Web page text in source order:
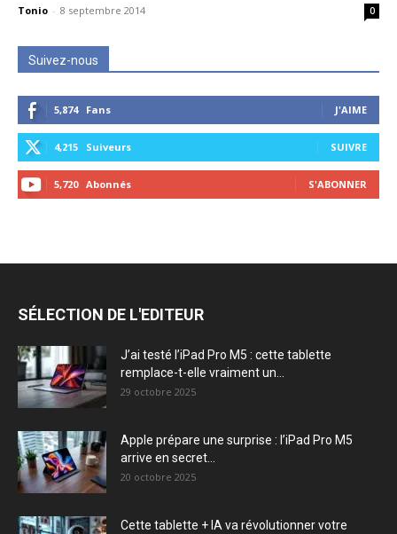
Tonio - 8 septembre 2014 0
Suivez-nous
5,874 Fans J'AIME
4,215 Suiveurs SUIVRE
5,720 Abonnés S'ABONNER
SÉLECTION DE L'EDITEUR
J’ai testé l’iPad Pro M5 : cette tablette
remplace-t-elle vraiment un...
29 octobre 2025
Apple prépare une surprise : l’iPad Pro M5
arrive en secret...
20 octobre 2025
Cette tablette + IA va révolutionner votre